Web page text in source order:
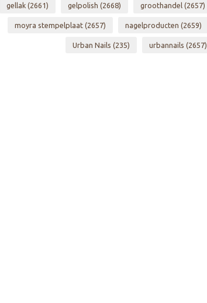
gellak (2661) gelpolish (2668) groothandel (2657)
moyra stempelplaat (2657) nagelproducten (2659)
Urban Nails (235) urbannails (2657)